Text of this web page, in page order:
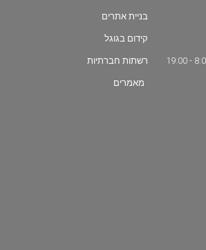
בניית אתרים
קידום בגוגל
רשתות חברתיות
מאמרים